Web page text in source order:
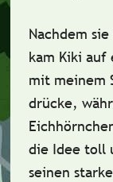
Nachdem
kam Kiki auf
mit meinem
drücke,
die Idee toll
seinen